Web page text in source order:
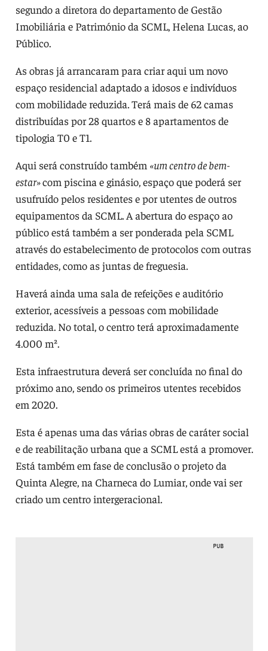
segundo a diretora do departamento de Gestão
Imobiliária e Património da SCML, Helena Lucas, ao
Público.
As obras já arrancaram para criar aqui um novo
espaço residencial adaptado a idosos e indivíduos
com mobilidade reduzida. Terá mais de 62 camas
distribuídas por 28 quartos e 8 apartamentos de
tipologia T0 e T1.
Aqui será construído também «um centro de bem-
estar»com piscina e ginásio, espaço que poderá ser
usufruído pelos residentes e por utentes de outros
equipamentos da SCML. A abertura do espaço ao
público está também a ser ponderada pela SCML
através do estabelecimento de protocolos com outras
entidades, como as juntas de freguesia.
Haverá ainda uma sala de refeições e auditório
exterior, acessíveis a pessoas com mobilidade
reduzida. No total, o centro terá aproximadamente
4.000 m².
Esta infraestrutura deverá ser concluída no final do
próximo ano, sendo os primeiros utentes recebidos
em 2020.
Esta é apenas uma das várias obras de caráter social
e de reabilitação urbana que a SCML está a promover.
Está também em fase de conclusão o projeto da
Quinta Alegre, na Charneca do Lumiar, onde vai ser
criado um centro intergeracional.
PUB